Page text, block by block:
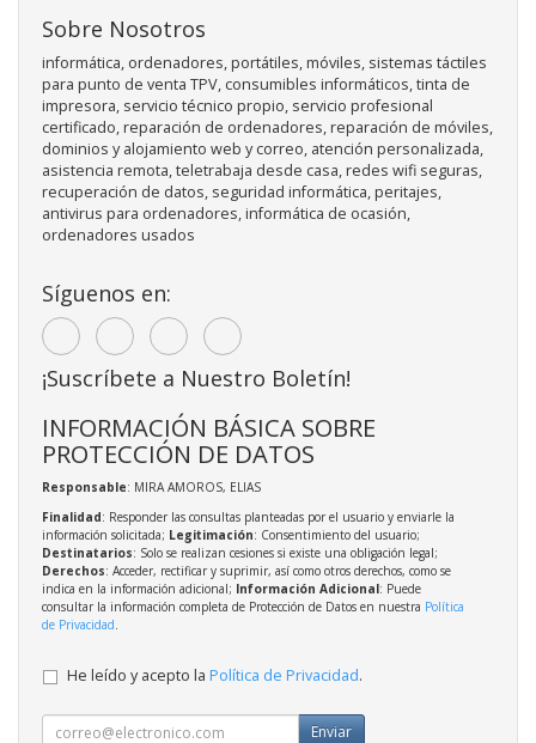
Sobre Nosotros
informática, ordenadores, portátiles, móviles, sistemas táctiles
para punto de venta TPV, consumibles informáticos, tinta de
impresora, servicio técnico propio, servicio profesional
certificado, reparación de ordenadores, reparación de móviles,
dominios y alojamiento web y correo, atención personalizada,
asistencia remota, teletrabaja desde casa, redes wifi seguras,
recuperación de datos, seguridad informática, peritajes,
antivirus para ordenadores, informática de ocasión,
ordenadores usados
Síguenos en:
¡Suscríbete a Nuestro Boletín!
INFORMACIÓN BÁSICA SOBRE
PROTECCIÓN DE DATOS
Responsable: MIRA AMOROS, ELIAS
Finalidad: Responder las consultas planteadas por el usuario y enviarle la
información solicitada; Legitimación: Consentimiento del usuario;
Destinatarios: Solo se realizan cesiones si existe una obligación legal;
Derechos: Acceder, rectificar y suprimir, así como otros derechos, como se
indica en la información adicional; Información Adicional: Puede
consultar la información completa de Protección de Datos en nuestra Política
de Privacidad.
He leído y acepto la Política de Privacidad.
Enviar